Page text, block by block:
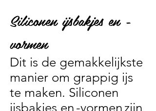
Siliconen ijsbakjes en -
vormen
Dit is de gemakkelijkste
manier om grappig ijs
te maken. Siliconen
ijsbakjes en-vormenzijn